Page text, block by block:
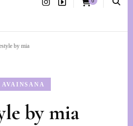
by mia
AVAINSANA
by mia